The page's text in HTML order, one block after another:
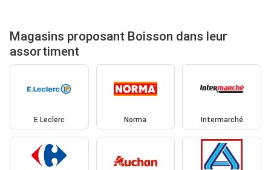
Magasins proposant Boisson dans leur
assortiment
E.Leclerc Norma Intermarché